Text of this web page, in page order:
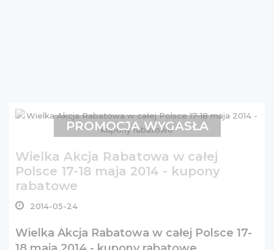
Wielka Akcja Rabatowa w całej
Polsce 17-18 maja 2014 - kupony
rabatowe
2014-05-24
Wielka Akcja Rabatowa w całej Polsce 17-
PROMOCJA WYGASŁA